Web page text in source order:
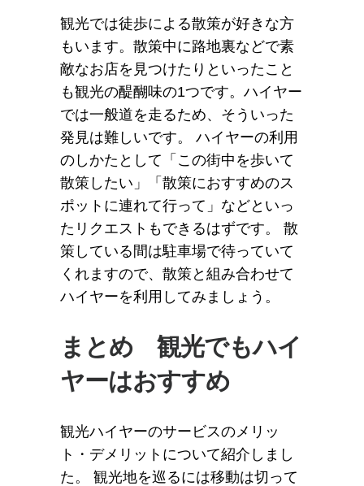
観光では徒歩による散策が好きな方
もいます。散策中に路地裏などで素
敵なお店を見つけたりといったこと
も観光の醍醐味の1つです。ハイヤー
では一般道を走るため、そういった
発見は難しいです。 ハイヤーの利用
のしかたとして「この街中を歩いて
散策したい」「散策におすすめのス
ポットに連れて行って」などといっ
たリクエストもできるはずです。 散
策している間は駐車場で待っていて
くれますので、散策と組み合わせて
ハイヤーを利用してみましょう。
まとめ 観光でもハイ
ヤーはおすすめ
観光ハイヤーのサービスのメリッ
ト・デメリットについて紹介しまし
た。 観光地を巡るには移動は切って